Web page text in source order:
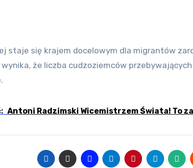
że liczba cudzoziemców
Antoni Radzimski Wicemistrzem Świata! To